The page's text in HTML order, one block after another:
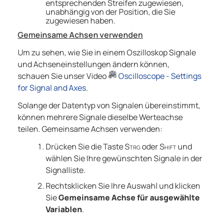
entsprechenden Streifen zugewiesen,
unabhängig von der Position, die Sie
zugewiesen haben.
Gemeinsame Achsen verwenden
Um zu sehen, wie Sie in einem Oszilloskop Signale
und Achseneinstellungen ändern können,
schauen Sie unser Video
Oscilloscope - Settings
for Signal and Axes.
Solange der Datentyp von Signalen übereinstimmt,
können mehrere Signale dieselbe Werteachse
teilen. Gemeinsame Achsen verwenden:
Drücken Sie die TasteStrgoderShiftund
wählen Sie Ihre gewünschten Signale in der
Signalliste.
Rechtsklicken Sie Ihre Auswahl und klicken
SieGemeinsame Achse für ausgewählte
Variablen.